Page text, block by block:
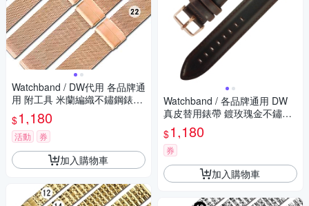
Watchband / DW代用 各品牌通
用 附工具 米蘭編織不鏽鋼錶帶
玫瑰金
$1,180
活動 券
加入購物車
Watchband / 各品牌通用 DW
真皮替用錶帶 鍍玫瑰金不鏽鋼
扣頭-深咖啡
$1,180
券
加入購物車